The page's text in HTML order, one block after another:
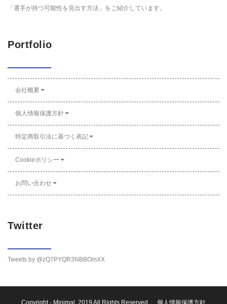
「選手が持つ可能性を見出す方法」をご紹介しています。
Portfolio
会社概要
個人情報保護方針
特定商取引法に基づく表記
Cookieポリシー
お問い合わせ
Twitter
Tweets by @zQ7PYQR3NBBOmXX
Copyright - Minimal , 2019 All Rights Reserved. 個人情報保護方針